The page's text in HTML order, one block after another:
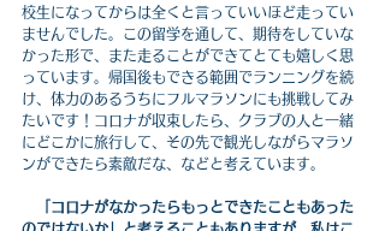
校生になってからは全くと言っていいほど走ってい
ませんでした。この留学を通して、期待をしていな
かった形で、また走ることができてとても嬉しく思
っています。帰国後もできる範囲でランニングを続
け、体力のあるうちにフルマラソンにも挑戦してみ
たいです！コロナが収束したら、クラブの人と一緒
にどこかに旅行して、その先で観光しながらマラソ
ンができたら素敵だな、などと考えています。
「コロナがなかったらもっとできたこともあった